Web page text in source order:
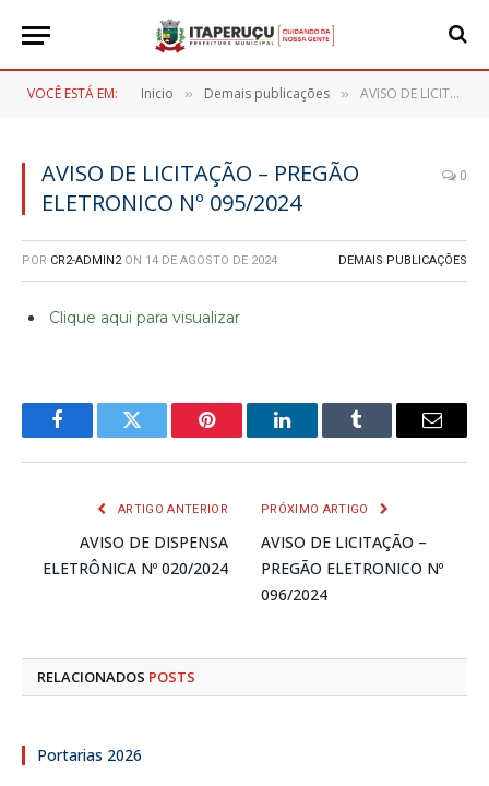
VOCÊ ESTÁ EM: Inicio » Demais publicações » AVISO DE LICITAÇÃO – PREGÃO ELETRONICO Nº 095/2024
AVISO DE LICITAÇÃO – PREGÃO
ELETRONICO Nº 095/2024
0
POR CR2-ADMIN2 ON 14 DE AGOSTO DE 2024 DEMAIS PUBLICAÇÕES
Clique aqui para visualizar
FacebookTwitter Pinterest LinkedInTumblr
E-
ARTIGO ANTERIOR
AVISO DE DISPENSA
ELETRÔNICA Nº 020/2024
PRÓXIMO ARTIGO
AVISO DE LICITAÇÃO –
PREGÃO ELETRONICO Nº
096/2024
RELACIONADOS POSTS
Portarias 2026